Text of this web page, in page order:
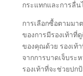
กระแทกและการลื่น
การเลือกซื้อตามมา
ของการมีรองเท้าที่
ของคุณด้วย รองเท้
จากการบาดเจ็บระ
รองเท้าที่จะช่วยปก